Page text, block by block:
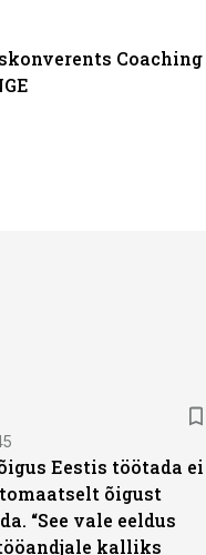
Coaching
Eestis töötada ei
õigust
“See vale eeldus
kalliks